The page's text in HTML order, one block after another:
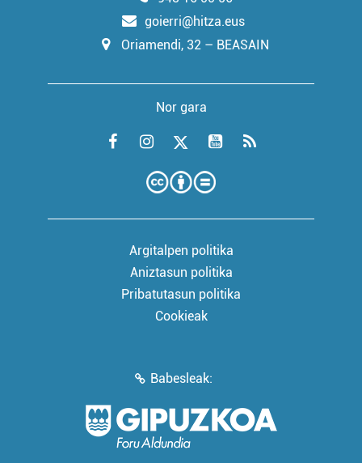
goierri@hitza.eus
Oriamendi, 32 – BEASAIN
Nor gara
Argitalpen politika
Aniztasun politika
Pribatutasun politika
Cookieak
Babesleak: